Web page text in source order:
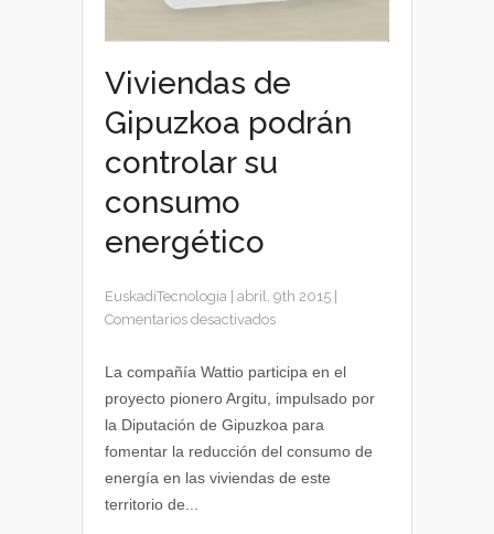
Viviendas de
Gipuzkoa podrán
controlar su
consumo
energético
EuskadiTecnologia abril, 9th 2015
Comentarios desactivadosen
de
podrán
controlar
su
consumo
La compañía Wattio participa en el
proyecto pionero Argitu, impulsado por
la Diputación de Gipuzkoa para
fomentar la reducción del consumo de
energía en las viviendas de este
territorio de...